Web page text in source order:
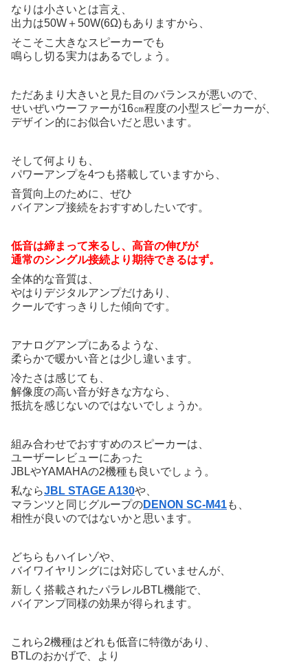
なりは小さいとは言え、
出力は50W＋50W(6Ω)もありますから、
そこそこ大きなスピーカーでも
鳴らし切る実力はあるでしょう。
ただあまり大きいと見た目のバランスが悪いので、
せいぜいウーファーが16㎝程度の小型スピーカーが、
デザイン的にお似合いだと思います。
そして何よりも、
パワーアンプを4つも搭載していますから、
音質向上のために、ぜひ
バイアンプ接続をおすすめしたいです。
低音は締まって来るし、高音の伸びが
通常のシングル接続より期待できるはず。
全体的な音質は、
やはりデジタルアンプだけあり、
クールですっきりした傾向です。
アナログアンプにあるような、
柔らかで暖かい音とは少し違います。
冷たさは感じても、
解像度の高い音が好きな方なら、
抵抗を感じないのではないでしょうか。
組み合わせでおすすめのスピーカーは、
ユーザーレビューにあった
JBLやYAMAHAの2機種も良いでしょう。
私ならJBL STAGE A130や、
マランツと同じグループのDENON SC-M41も、
相性が良いのではないかと思います。
どちらもハイレゾや、
バイワイヤリングには対応していませんが、
新しく搭載されたパラレルBTL機能で、
バイアンプ同様の効果が得られます。
これら2機種はどれも低音に特徴があり、
BTLのおかげで、より